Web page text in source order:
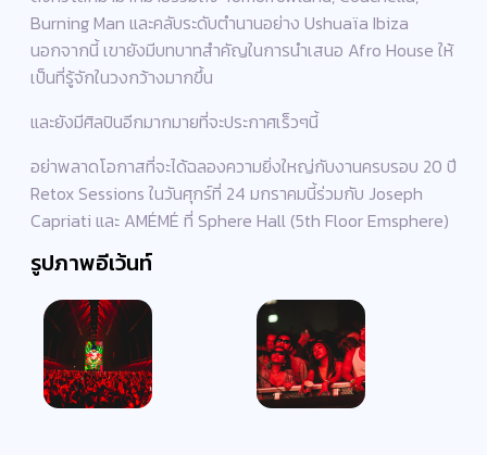
Burning Man และคลับระดับตำนานอย่าง Ushuaïa Ibiza
นอกจากนี้ เขายังมีบทบาทสำคัญในการนำเสนอ Afro House ให้
เป็นที่รู้จักในวงกว้างมากขึ้น
และยังมีศิลปินอีกมากมายที่จะประกาศเร็วๆนี้
อย่าพลาดโอกาสที่จะได้ฉลองความยิ่งใหญ่กับงานครบรอบ 20 ปี
Retox Sessions ในวันศุกร์ที่ 24 มกราคมนี้ร่วมกับ Joseph
Capriati และ AMÉMÉ ที่ Sphere Hall (5th Floor Emsphere)
รูปภาพอีเว้นท์